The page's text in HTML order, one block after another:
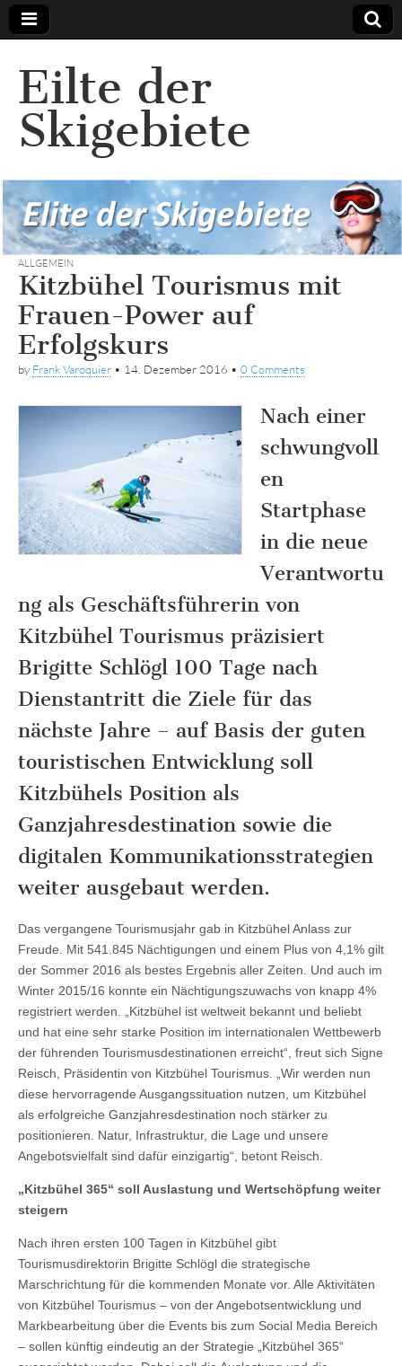
Eilte der
Skigebiete
ALLGEMEIN
Kitzbühel Tourismus mit
Frauen-Power auf
Erfolgskurs
by Frank Varoquier • 14. Dezember 2016 • 0 Comments
Nach einer
schwungvoll
en
Startphase
in die neue
Verantwortu
ng als Geschäftsführerin von
Kitzbühel Tourismus präzisiert
Brigitte Schlögl 100 Tage nach
Dienstantritt die Ziele für das
nächste Jahre – auf Basis der guten
touristischen Entwicklung soll
Kitzbühels Position als
Ganzjahresdestination sowie die
digitalen Kommunikationsstrategien
weiter ausgebaut werden.
Das vergangene Tourismusjahr gab in Kitzbühel Anlass zur
Freude. Mit 541.845 Nächtigungen und einem Plus von 4,1% gilt
der Sommer 2016 als bestes Ergebnis aller Zeiten. Und auch im
Winter 2015/16 konnte ein Nächtigungszuwachs von knapp 4%
registriert werden. „Kitzbühel ist weltweit bekannt und beliebt
und hat eine sehr starke Position im internationalen Wettbewerb
der führenden Tourismusdestinationen erreicht“, freut sich Signe
Reisch, Präsidentin von Kitzbühel Tourismus. „Wir werden nun
diese hervorragende Ausgangssituation nutzen, um Kitzbühel
als erfolgreiche Ganzjahresdestination noch stärker zu
positionieren. Natur, Infrastruktur, die Lage und unsere
Angebotsvielfalt sind dafür einzigartig“, betont Reisch.
„Kitzbühel 365“ soll Auslastung und Wertschöpfung weiter
steigern
Nach ihren ersten 100 Tagen in Kitzbühel gibt
Tourismusdirektorin Brigitte Schlögl die strategische
Marschrichtung für die kommenden Monate vor. Alle Aktivitäten
von Kitzbühel Tourismus – von der Angebotsentwicklung und
Markbearbeitung über die Events bis zum Social Media Bereich
– sollen künftig eindeutig an der Strategie „Kitzbühel 365“